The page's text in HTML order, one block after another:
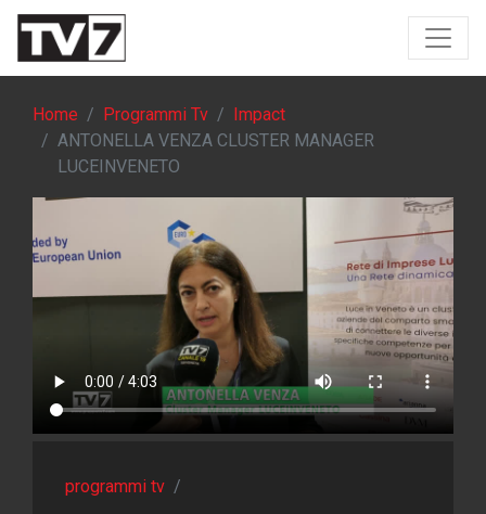
Home Programmi Tv
Impact
ANTONELLA VENZA CLUSTER MANAGER
LUCEINVENETO
programmi tv /